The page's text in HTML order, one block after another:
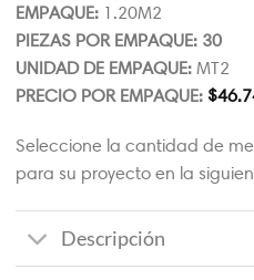
EMPAQUE: 1.20M2
PIEZAS POR EMPAQUE: 30
UNIDAD DE EMPAQUE: MT2
PRECIO POR EMPAQUE: $
Seleccione la cantidad de
para su proyecto en la
Descripción